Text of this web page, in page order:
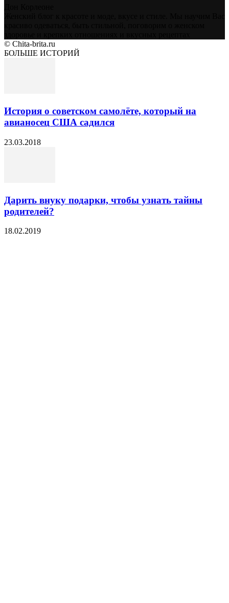
© Chita-brita.ru
БОЛЬШЕ ИСТОРИЙ
История о советском самолёте, который на
авианосец США садился
23.03.2018
Дарить внуку подарки, чтобы узнать тайны
родителей?
18.02.2019